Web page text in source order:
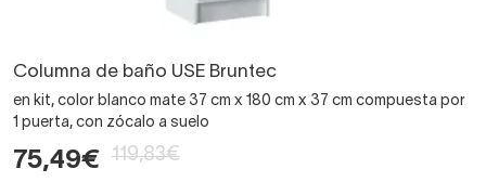
Columna de baño USE Bruntec
en kit, color blanco mate 37 cm x 180 cm x 37 cm compuesta por
1 puerta, con zócalo a suelo
75,49€ 119,83€